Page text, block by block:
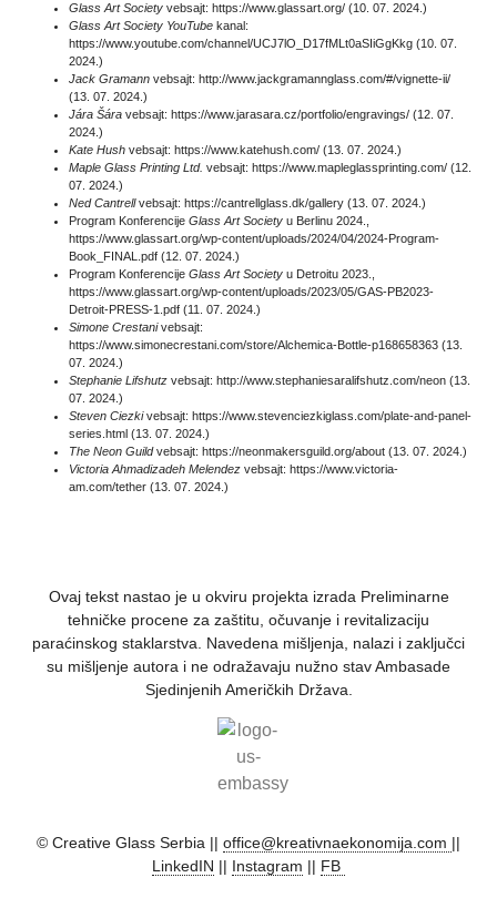
Glass Art Society vebsajt: https://www.glassart.org/ (10. 07. 2024.)
Glass Art Society YouTube kanal:
https://www.youtube.com/channel/UCJ7lO_D17fMLt0aSIiGgKkg (10. 07.
2024.)
Jack Gramann vebsajt: http://www.jackgramannglass.com/#/vignette-ii/
(13. 07. 2024.)
Jára Šára vebsajt: https://www.jarasara.cz/portfolio/engravings/ (12. 07.
2024.)
Kate Hush vebsajt: https://www.katehush.com/ (13. 07. 2024.)
Maple Glass Printing Ltd. vebsajt: https://www.mapleglassprinting.com/ (12.
07. 2024.)
Ned Cantrellvebsajt: https://cantrellglass.dk/gallery (13. 07. 2024.)
Program KonferencijeGlass Art Society u Berlinu 2024.,
https://www.glassart.org/wp-content/uploads/2024/04/2024-Program-
Book_FINAL.pdf (12. 07. 2024.)
Program KonferencijeGlass Art Society u Detroitu 2023.,
https://www.glassart.org/wp-content/uploads/2023/05/GAS-PB2023-
Detroit-PRESS-1.pdf (11. 07. 2024.)
Simone Crestanivebsajt:
https://www.simonecrestani.com/store/Alchemica-Bottle-p168658363 (13.
07. 2024.)
Stephanie Lifshutz vebsajt: http://www.stephaniesaralifshutz.com/neon (13.
07. 2024.)
Steven Ciezkivebsajt: https://www.stevenciezkiglass.com/plate-and-panel-
series.html (13. 07. 2024.)
The Neon Guildvebsajt: https://neonmakersguild.org/about (13. 07. 2024.)
Victoria Ahmadizadeh Melendez vebsajt: https://www.victoria-
am.com/tether (13. 07. 2024.)
Ovaj tekst nastao je u okviru projekta izrada Preliminarne
tehničke procene za zaštitu, očuvanje i revitalizaciju
paraćinskog staklarstva. Navedena mišljenja, nalazi i zaključci
su mišljenje autora i ne odražavaju nužno stav Ambasade
Sjedinjenih Američkih Država.
© Creative Glass Serbia || office@kreativnaekonomija.com ||
LinkedIN || Instagram || FB